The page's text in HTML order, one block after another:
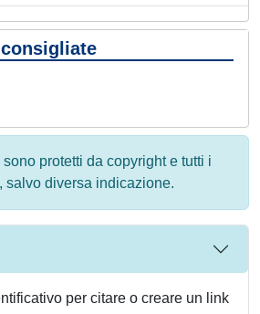
sono protetti da copyright e tutti i
salvo diversa indicazione.
per citare o creare un link